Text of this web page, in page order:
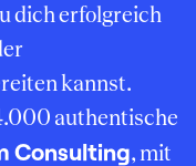
dich erfolgreich
kannst.
authentische
Consulting, mit